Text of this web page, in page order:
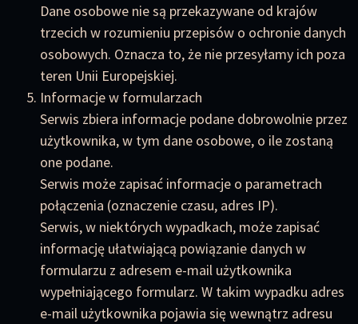
Dane osobowe nie są przekazywane od krajów
trzecich w rozumieniu przepisów o ochronie danych
osobowych. Oznacza to, że nie przesyłamy ich poza
teren Unii Europejskiej.
Informacje w formularzach
Serwis zbiera informacje podane dobrowolnie przez
użytkownika, w tym dane osobowe, o ile zostaną
one podane.
Serwis może zapisać informacje o parametrach
połączenia (oznaczenie czasu, adres IP).
Serwis, w niektórych wypadkach, może zapisać
informację ułatwiającą powiązanie danych w
formularzu z adresem e-mail użytkownika
wypełniającego formularz. W takim wypadku adres
e-mail użytkownika pojawia się wewnątrz adresu